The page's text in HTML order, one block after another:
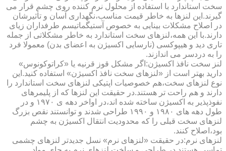
سخت استاندارد با استفاده از محلول نرم کننده روی چشم قرار می
گیرند.این لنزها به خاطر قیمت مناسب،نگهداری آسان و تأثیرشان
در اصلاح مشکلات بینایی به خصوص آستیگماتیسم طرفداران زیای
دارند.با این همه،لنزهای سخت استاندارد به خاطر مشکلاتی از جمله
تاری دید و هیپوکسی (نارسایی اکسیژن به اعضای بدن) معمولا فرد
را به دردسر می اندازند.
لنز سخت نافذ اکسیژن:اگر مشکل قوز قرنیه یا «کراتوکونوس»
دارید بهتر است از «لنزهای سخت نافذ اکسیژن» استفاده کنید.این
نوع لنزهای سخت،هم خصوصیات اپتیکی لنزهای سخت استاندارد را
دارند و هم راحت تر هستند.در حقیقت این لنزها که از پلیمرهای
نفوذپذیر به اکسیژن ساخته شده اند،در اواخر دهه ی ۱۹۷۰ و در
طول دهه های ۱۹۸۰ و ۱۹۹۰ طراحی شدند و توانستند نقص بزرگ
لنزهای سخت قبلی را که محدودیت انتقال اکسیژن به چشم
بود،اصلاح کنند.
لنزهای نرم:در حقیقت «لنزهای نرم» نسل جدیدتر لنزهای چشمی